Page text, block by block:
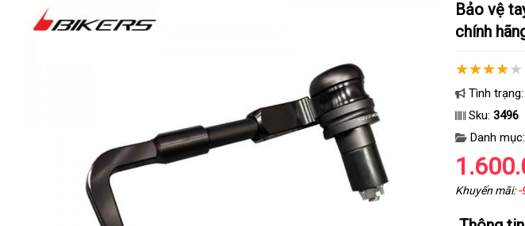
Bảo vệ tay láy Dax ST125 hiệu Bikers nhập Thái Lan
chính
Tình trạng:
Sku: 3496
Danh mục:
Khuyến mãi:-